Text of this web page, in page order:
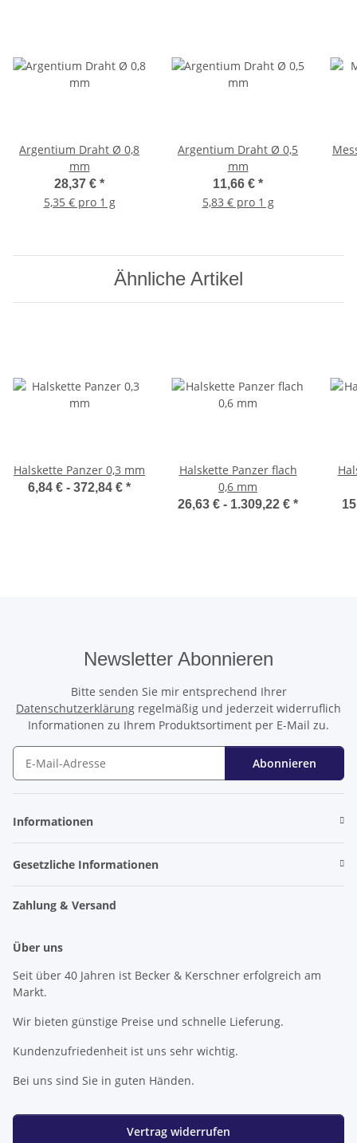
Argentium Draht Ø 0,8
mm
28,37 € *
5,35 € pro 1 g
Argentium Draht Ø 0,5
mm
11,66 € *
5,83 € pro 1 g
Ähnliche Artikel
Halskette Panzer 0,3 mm
6,84 € - 372,84 € *
Halskette Panzer flach
0,6 mm
26,63 € - 1.309,22 € *
Newsletter Abonnieren
Bitte senden Sie mir entsprechend Ihrer
Datenschutzerklärung regelmäßig und jederzeit widerruflich
Informationen zu Ihrem Produktsortiment per E-Mail zu.
Abonnieren
Informationen
Gesetzliche Informationen
Zahlung & Versand
Über uns
Seit über 40 Jahren ist Becker & Kerschner erfolgreich am
Markt.
Wir bieten günstige Preise und schnelle Lieferung.
Kundenzufriedenheit ist uns sehr wichtig.
Bei uns sind Sie in guten Händen.
Vertrag widerrufen